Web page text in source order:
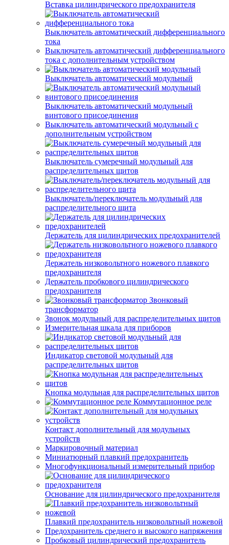
Вставка цилиндрического предохранителя
Выключатель автоматический дифференциального
тока
Выключатель автоматический дифференциального
тока с дополнительным устройством
Выключатель автоматический модульный
Выключатель автоматический модульный
винтового присоединения
Выключатель автоматический модульный с
дополнительным устройством
Выключатель сумеречный модульный для
распределительных щитов
Выключатель/переключатель модульный для
распределительного щита
Держатель для цилиндрических предохранителей
Держатель низковольтного ножевого плавкого
предохранителя
Держатель пробкового цилиндрического
предохранителя
Звонковый
трансформатор
Звонок модульный для распределительных щитов
Измерительная шкала для приборов
Индикатор световой модульный для
распределительных щитов
Кнопка модульная для распределительных щитов
Коммутационное реле
Контакт дополнительный для модульных
устройств
Маркировочный материал
Миниатюрный плавкий предохранитель
Многофункциональный измерительный прибор
Основание для цилиндрического предохранителя
Плавкий предохранитель низковольтный ножевой
Предохранитель среднего и высокого напряжения
Пробковый цилиндрический предохранитель